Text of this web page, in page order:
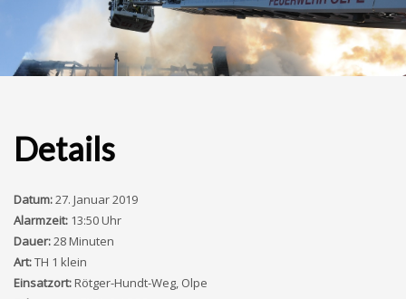
Details
Datum:27. Januar 2019
Alarmzeit: 13:50 Uhr
Dauer:28 Minuten
Art:TH 1 klein
Einsatzort:Rötger-Hundt-Weg, Olpe